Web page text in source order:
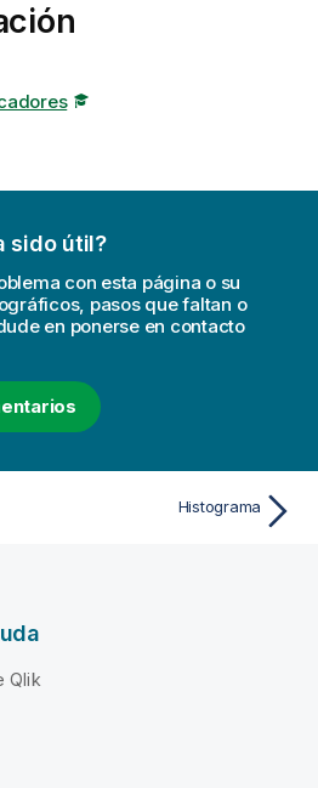
sido útil?
con esta página o su
pasos que faltan o
en ponerse en contacto
Histograma
Qlik